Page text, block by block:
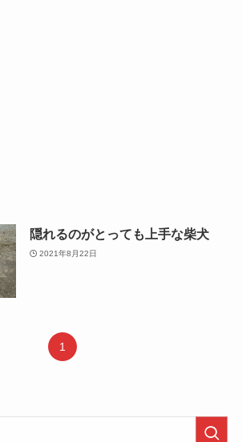
隠れるのがとっても上手な柴犬
2021年8月22日
1